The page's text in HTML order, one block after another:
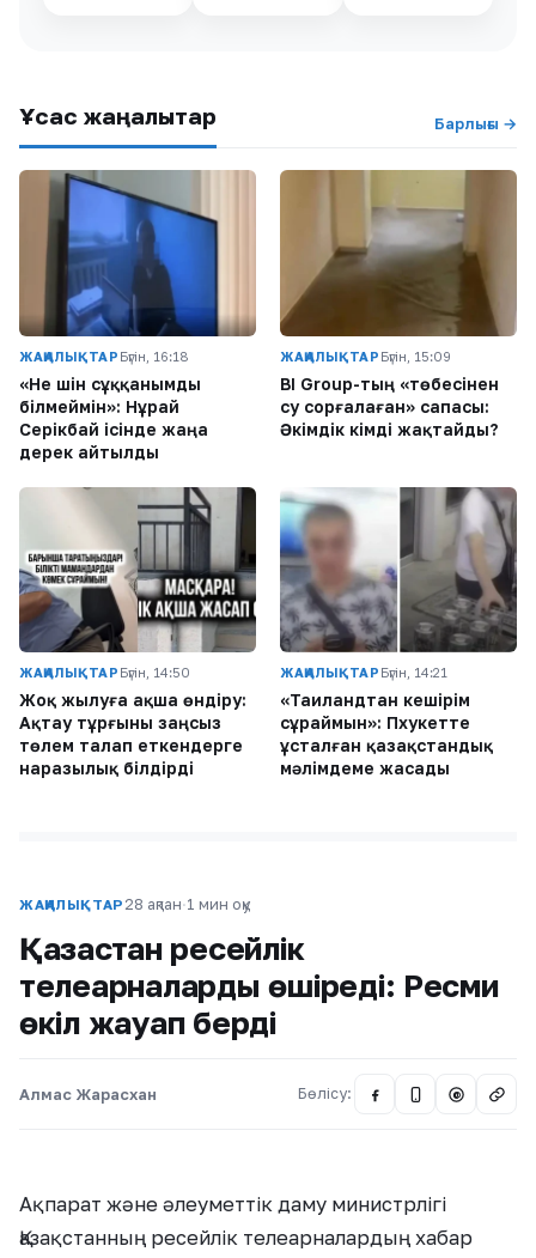
Ұқсас жаңалықтар Барлығы →
ЖАҢАЛЫҚТАР Бүгін, 16:18
«Не үшін сұққанымды
білмеймін»: Нұрай
Серікбай ісінде жаңа
дерек айтылды
ЖАҢАЛЫҚТАР Бүгін, 15:09
BI Group-тың «төбесінен
су сорғалаған» сапасы:
Әкімдік кімді жақтайды?
ЖАҢАЛЫҚТАР Бүгін, 14:50
Жоқ жылуға ақша өндіру:
Ақтау тұрғыны заңсыз
төлем талап еткендерге
наразылық білдірді
ЖАҢАЛЫҚТАР Бүгін, 14:21
«Таиландтан кешірім
сұраймын»: Пхукетте
ұсталған қазақстандық
мәлімдеме жасады
ЖАҢАЛЫҚТАР 28 ақпан·1 мин оқу
Қазақстан ресейлік
телеарналарды өшіреді: Ресми
өкіл жауап берді
Алмас Жарасхан Бөлісу: @
Ақпарат және әлеуметтік даму министрлігі
Қазақстанның ресейлік телеарналардың хабар